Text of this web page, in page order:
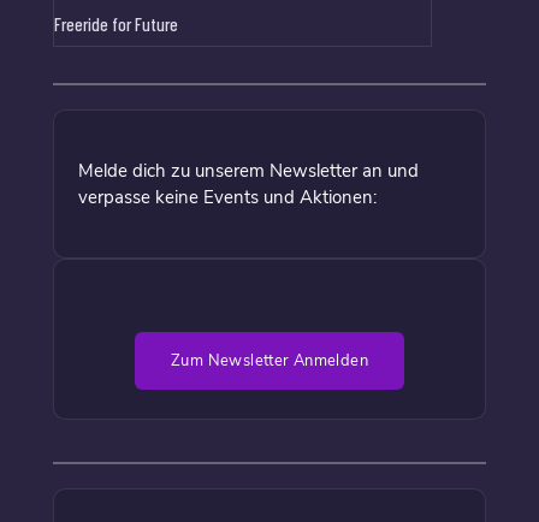
Freeride for Future
Melde dich zu unserem Newsletter an und
verpasse keine Events und Aktionen:
Zum Newsletter Anmelden